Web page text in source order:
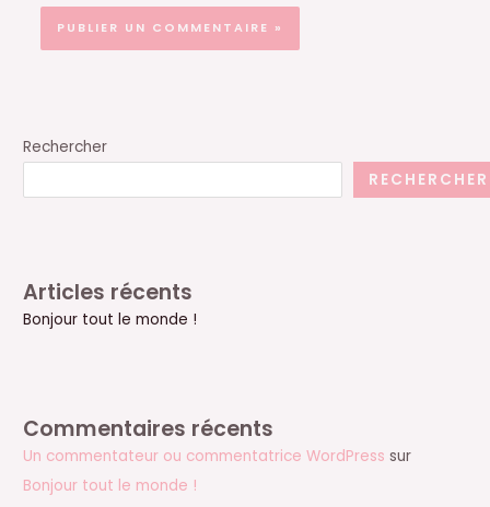
Rechercher
RECHERCHER
Articles récents
Bonjour tout le monde !
Commentaires récents
Un commentateur ou commentatrice WordPress sur
Bonjour tout le monde !